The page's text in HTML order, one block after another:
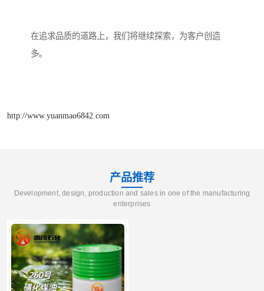
在追求品质的道路上，我们将继续探索，为客户创造
多。
http://www.yuanmao6842.com
产品推荐
Development, design, production and sales in one of the manufacturing
enterprises